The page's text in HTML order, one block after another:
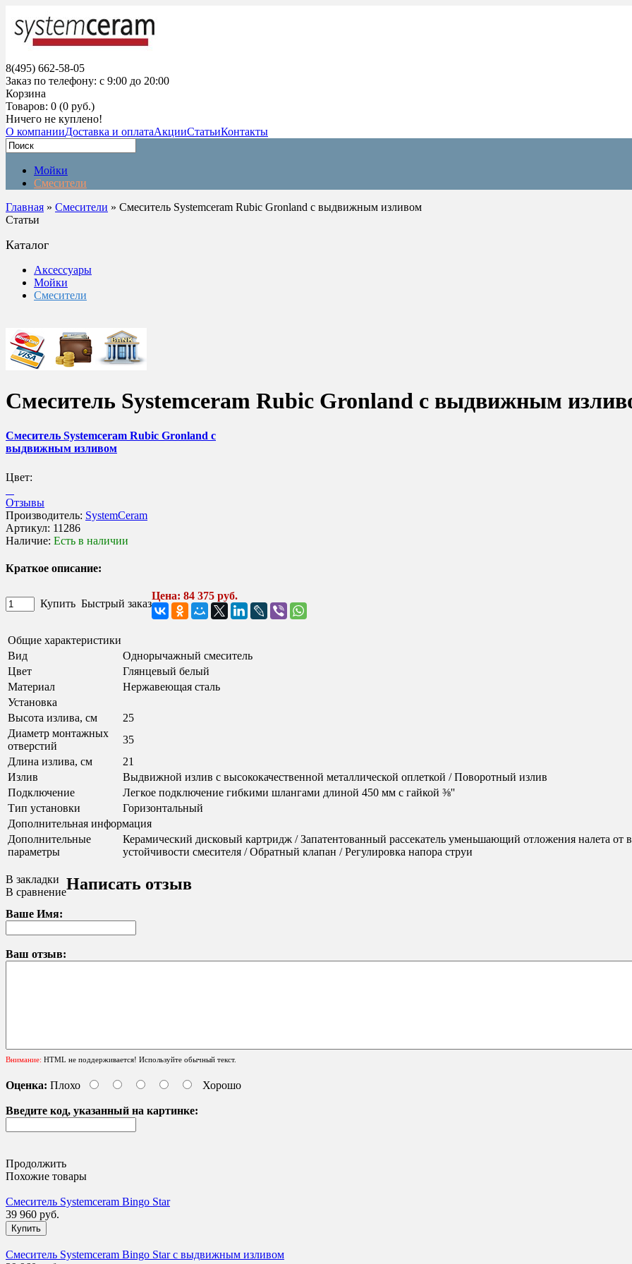
8(495) 662-58-05
Заказ по телефону: с 9:00 до 20:00
Корзина
Товаров: 0 (0 руб.)
Ничего не куплено!
О компанииДоставка и оплатаАкцииСтатьиКонтакты
Мойки
Смесители
Главная » Смесители » Смеситель Systemceram Rubic Gronland с выдвижным изливом
Статьи
Каталог
Аксессуары
Мойки
Смесители
Смеситель Systemceram Rubic Gronland с выдвижным
Смеситель Systemceram Rubic Gronland с
выдвижным изливом
Цвет:
Отзывы
Производитель: SystemCeram
Артикул: 11286
Наличие: Есть в наличии
Краткое описание:
Цена: 84 375 руб.
Купить Быстрый заказ
Общие характеристики
Вид
Однорычажный смеситель
Цвет
Глянцевый белый
Материал
Нержавеющая сталь
Установка
Высота излива, см
25
Диаметр монтажных
отверстий
35
Длина излива, см
21
Излив
Выдвижной излив с высококачественной металлической оплеткой / Поворотный излив
Подключение
Легкое подключение гибкими шлангами длиной 450 мм с гайкой ⅜''
Тип установки
Горизонтальный
Дополнительная информация
Дополнительные
параметры
Керамический дисковый картридж / Запатентованный рассекатель уменьшающий отложения налета
устойчивости смесителя / Обратный клапан / Регулировка напора струи
В закладки
В сравнениеНаписать отзыв
Ваше Имя:
Ваш отзыв:
Внимание: HTML не поддерживается! Используйте обычный текст.
Оценка: Плохо Хорошо
Введите код, указанный на картинке:
Продолжить
Похожие товары
Смеситель Systemceram Bingo Star
39 960 руб.
Смеситель Systemceram Bingo Star с выдвижным изливом